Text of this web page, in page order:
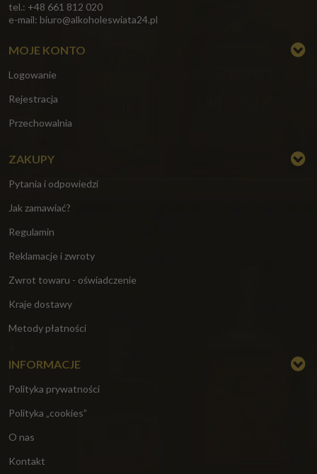
tel.: +48 661 812 020
e-mail: biuro@alkoholeswiata24.pl
MOJE KONTO
Logowanie
Rejestracja
Przechowalnia
ZAKUPY
Pytania i odpowiedzi
Jak zamawiać?
Regulamin
Reklamacje i zwroty
Zwrot towaru - oświadczenie
Kraje dostawy
Metody płatności
INFORMACJE
Polityka prywatności
Polityka „cookies”
O nas
Kontakt